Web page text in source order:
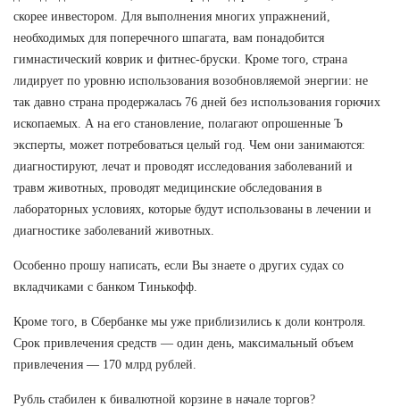
скорее инвестором. Для выполнения многих упражнений,
необходимых для поперечного шпагата, вам понадобится
гимнастический коврик и фитнес-бруски. Кроме того, страна
лидирует по уровню использования возобновляемой энергии: не
так давно страна продержалась 76 дней без использования горючих
ископаемых. А на его становление, полагают опрошенные Ъ
эксперты, может потребоваться целый год. Чем они занимаются:
диагностируют, лечат и проводят исследования заболеваний и
травм животных, проводят медицинские обследования в
лабораторных условиях, которые будут использованы в лечении и
диагностике заболеваний животных.
Особенно прошу написать, если Вы знаете о других судах со
вкладчиками с банком Тинькофф.
Кроме того, в Сбербанке мы уже приблизились к доли контроля.
Срок привлечения средств — один день, максимальный объем
привлечения — 170 млрд рублей.
Рубль стабилен к бивалютной корзине в начале торгов?